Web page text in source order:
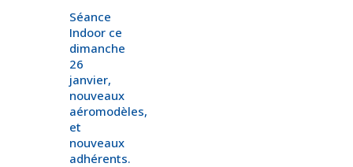
Séance
Indoor ce
dimanche
26
janvier,
nouveaux
aéromodèles,
et
nouveaux
adhérents.